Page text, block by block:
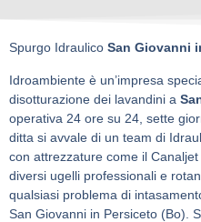
Spurgo Idraulico San Giovanni
Idroambiente è un’impresa
disotturazione dei lavandini a
operativa 24 ore su 24, sette
ditta si avvale di un team di
con attrezzature come il
diversi ugelli professionali e
qualsiasi problema di
San Giovanni in Persiceto (Bo).